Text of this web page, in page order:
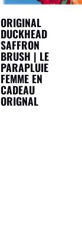
ORIGINAL
DUCKHEAD
SAFFRON
BRUSH | LE
PARAPLUIE
FEMME EN
CADEAU
ORIGNAL